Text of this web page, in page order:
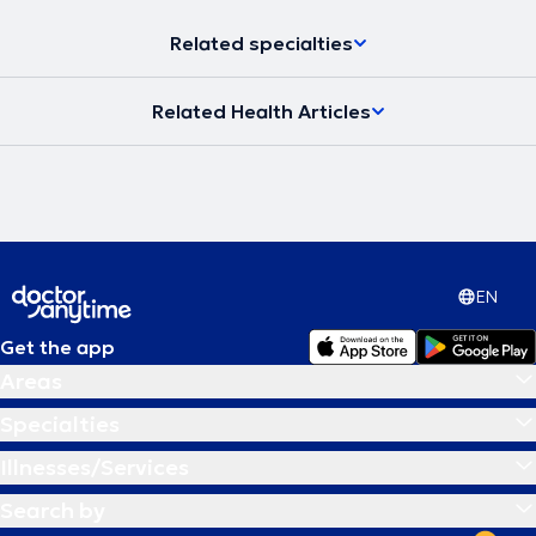
Related specialties
Related Health Articles
EN
Get the app